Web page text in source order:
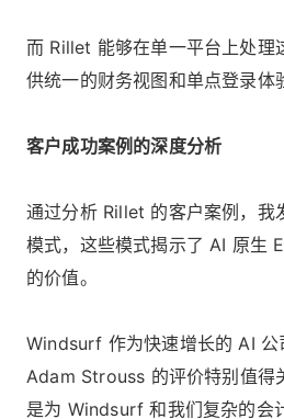
而 Rillet 能够在单一平台上处理
供统一的财务视图和单点登录体
客户成功案例的深度分析
通过分析 Rillet 的客户案例，我
模式，这些模式揭示了 AI 原生
的价值。
Windsurf 作为快速增长的 AI 公
Adam Strouss 的评价特别值得
是为 Windsurf 和我们复杂的会